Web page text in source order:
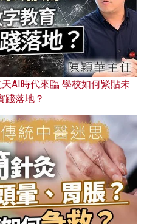
AI時代來臨 學校如何緊貼未
踐落地？